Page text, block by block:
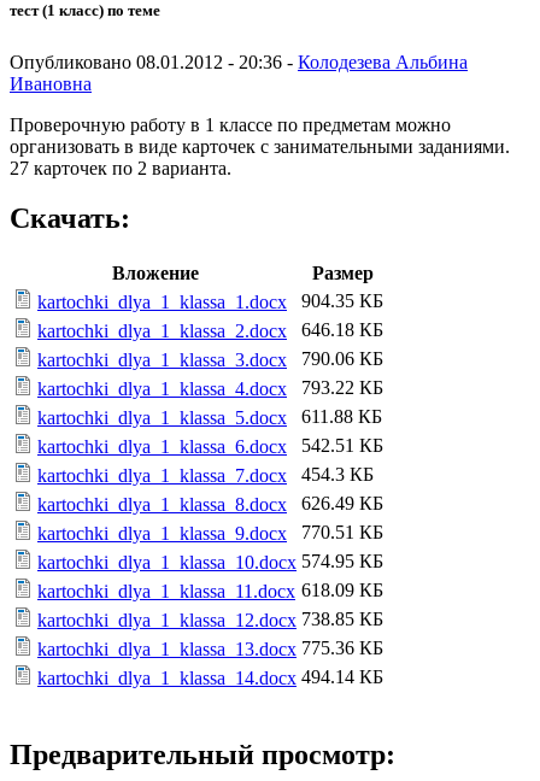
тест (1 класс) по теме
Опубликовано 08.01.2012 - 20:36 - Колодезева Альбина
Ивановна
Проверочную работу в 1 классе по предметам можно
организовать в виде карточек с занимательными заданиями.
27 карточек по 2 варианта.
Скачать:
Вложение
Размер
kartochki_dlya_1_klassa_1.docx
904.35 КБ
kartochki_dlya_1_klassa_2.docx
646.18 КБ
kartochki_dlya_1_klassa_3.docx
790.06 КБ
kartochki_dlya_1_klassa_4.docx
793.22 КБ
kartochki_dlya_1_klassa_5.docx
611.88 КБ
kartochki_dlya_1_klassa_6.docx
542.51 КБ
kartochki_dlya_1_klassa_7.docx
454.3 КБ
kartochki_dlya_1_klassa_8.docx
626.49 КБ
kartochki_dlya_1_klassa_9.docx
770.51 КБ
kartochki_dlya_1_klassa_10.docx 574.95 КБ
kartochki_dlya_1_klassa_11.docx 618.09 КБ
kartochki_dlya_1_klassa_12.docx 738.85 КБ
kartochki_dlya_1_klassa_13.docx 775.36 КБ
kartochki_dlya_1_klassa_14.docx 494.14 КБ
Предварительный просмотр: